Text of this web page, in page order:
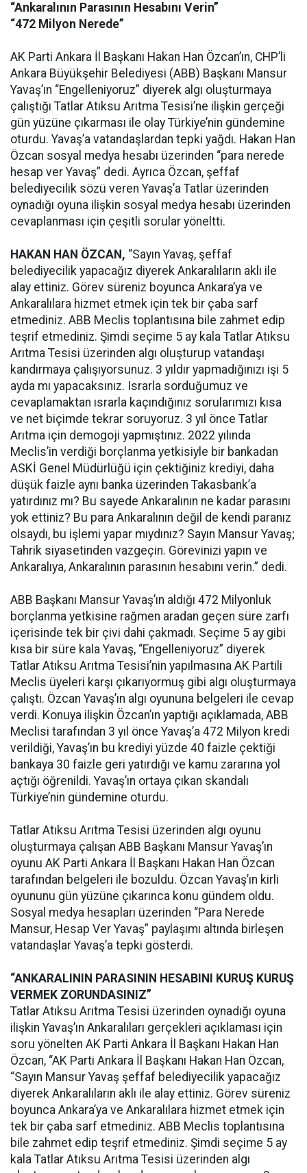
“Ankaralının Parasının Hesabını Verin”
“472 Milyon Nerede”
AK Parti Ankara İl Başkanı Hakan Han Özcan’ın, CHP’li
Ankara Büyükşehir Belediyesi (ABB) Başkanı Mansur
Yavaş’ın “Engelleniyoruz” diyerek algı oluşturmaya
çalıştığı Tatlar Atıksu Arıtma Tesisi’ne ilişkin gerçeği
gün yüzüne çıkarması ile olay Türkiye’nin gündemine
oturdu. Yavaş’a vatandaşlardan tepki yağdı. Hakan Han
Özcan sosyal medya hesabı üzerinden “para nerede
hesap ver Yavaş” dedi. Ayrıca Özcan, şeffaf
belediyecilik sözü veren Yavaş’a Tatlar üzerinden
oynadığı oyuna ilişkin sosyal medya hesabı üzerinden
cevaplanması için çeşitli sorular yöneltti.
HAKAN HAN ÖZCAN, “Sayın Yavaş, şeffaf
belediyecilik yapacağız diyerek Ankaralıların aklı ile
alay ettiniz. Görev süreniz boyunca Ankara’ya ve
Ankaralılara hizmet etmek için tek bir çaba sarf
etmediniz. ABB Meclis toplantısına bile zahmet edip
teşrif etmediniz. Şimdi seçime 5 ay kala Tatlar Atıksu
Arıtma Tesisi üzerinden algı oluşturup vatandaşı
kandırmaya çalışıyorsunuz. 3 yıldır yapmadığınızı işi 5
ayda mı yapacaksınız. Israrla sorduğumuz ve
cevaplamaktan ısrarla kaçındığınız sorularımızı kısa
ve net biçimde tekrar soruyoruz. 3 yıl önce Tatlar
Arıtma için demogoji yapmıştınız. 2022 yılında
Meclis’in verdiği borçlanma yetkisiyle bir bankadan
ASKİ Genel Müdürlüğü için çektiğiniz krediyi, daha
düşük faizle aynı banka üzerinden Takasbank’a
yatırdınız mı? Bu sayede Ankaralının ne kadar parasını
yok ettiniz? Bu para Ankaralının değil de kendi paranız
olsaydı, bu işlemi yapar mıydınız? Sayın Mansur Yavaş;
Tahrik siyasetinden vazgeçin. Görevinizi yapın ve
Ankaralıya, Ankaralının parasının hesabını verin.” dedi.
ABB Başkanı Mansur Yavaş’ın aldığı 472 Milyonluk
borçlanma yetkisine rağmen aradan geçen süre zarfı
içerisinde tek bir çivi dahi çakmadı. Seçime 5 ay gibi
kısa bir süre kala Yavaş, “Engelleniyoruz” diyerek
Tatlar Atıksu Arıtma Tesisi’nin yapılmasına AK Partili
Meclis üyeleri karşı çıkarıyormuş gibi algı oluşturmaya
çalıştı. Özcan Yavaş’ın algı oyununa belgeleri ile cevap
verdi. Konuya ilişkin Özcan’ın yaptığı açıklamada, ABB
Meclisi tarafından 3 yıl önce Yavaş’a 472 Milyon kredi
verildiği, Yavaş’ın bu krediyi yüzde 40 faizle çektiği
bankaya 30 faizle geri yatırdığı ve kamu zararına yol
açtığı öğrenildi. Yavaş’ın ortaya çıkan skandalı
Türkiye’nin gündemine oturdu.
Tatlar Atıksu Arıtma Tesisi üzerinden algı oyunu
oluşturmaya çalışan ABB Başkanı Mansur Yavaş’ın
oyunu AK Parti Ankara İl Başkanı Hakan Han Özcan
tarafından belgeleri ile bozuldu. Özcan Yavaş’ın kirli
oyununu gün yüzüne çıkarınca konu gündem oldu.
Sosyal medya hesapları üzerinden “Para Nerede
Mansur, Hesap Ver Yavaş” paylaşımı altında birleşen
vatandaşlar Yavaş’a tepki gösterdi.
“ANKARALININ PARASININ HESABINI KURUŞ KURUŞ
VERMEK ZORUNDASINIZ”
Tatlar Atıksu Arıtma Tesisi üzerinden oynadığı oyuna
ilişkin Yavaş’ın Ankaralıları gerçekleri açıklaması için
soru yönelten AK Parti Ankara İl Başkanı Hakan Han
Özcan, “AK Parti Ankara İl Başkanı Hakan Han Özcan,
“Sayın Mansur Yavaş şeffaf belediyecilik yapacağız
diyerek Ankaralıların aklı ile alay ettiniz. Görev süreniz
boyunca Ankara’ya ve Ankaralılara hizmet etmek için
tek bir çaba sarf etmediniz. ABB Meclis toplantısına
bile zahmet edip teşrif etmediniz. Şimdi seçime 5 ay
kala Tatlar Atıksu Arıtma Tesisi üzerinden algı